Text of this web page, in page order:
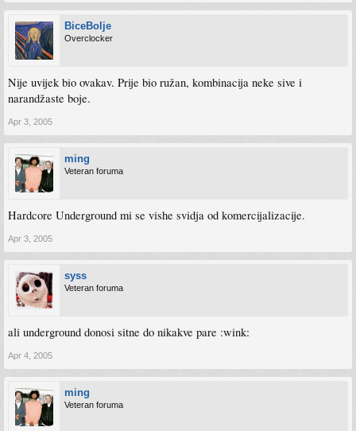
BiceBolje
Overclocker
Nije uvijek bio ovakav. Prije bio ružan, kombinacija neke sive i
narandžaste boje.
Apr 3, 2005
ming
Veteran foruma
Hardcore Underground mi se vishe svidja od komercijalizacije.
Apr 3, 2005
syss
Veteran foruma
ali underground donosi sitne do nikakve pare :wink:
Apr 4, 2005
ming
Veteran foruma